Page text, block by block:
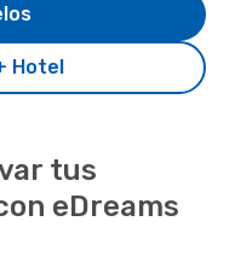
Hotel
tus
eDreams